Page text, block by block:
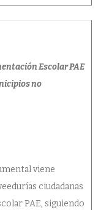
Escolar PAE
no
viene
ciudadanas
PAE, siguiendo